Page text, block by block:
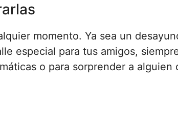
momento. Ya sea un
especial para tus amigos,
o para sorprender a alguien